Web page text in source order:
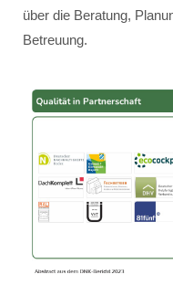
über die Beratung,
Betreuung.